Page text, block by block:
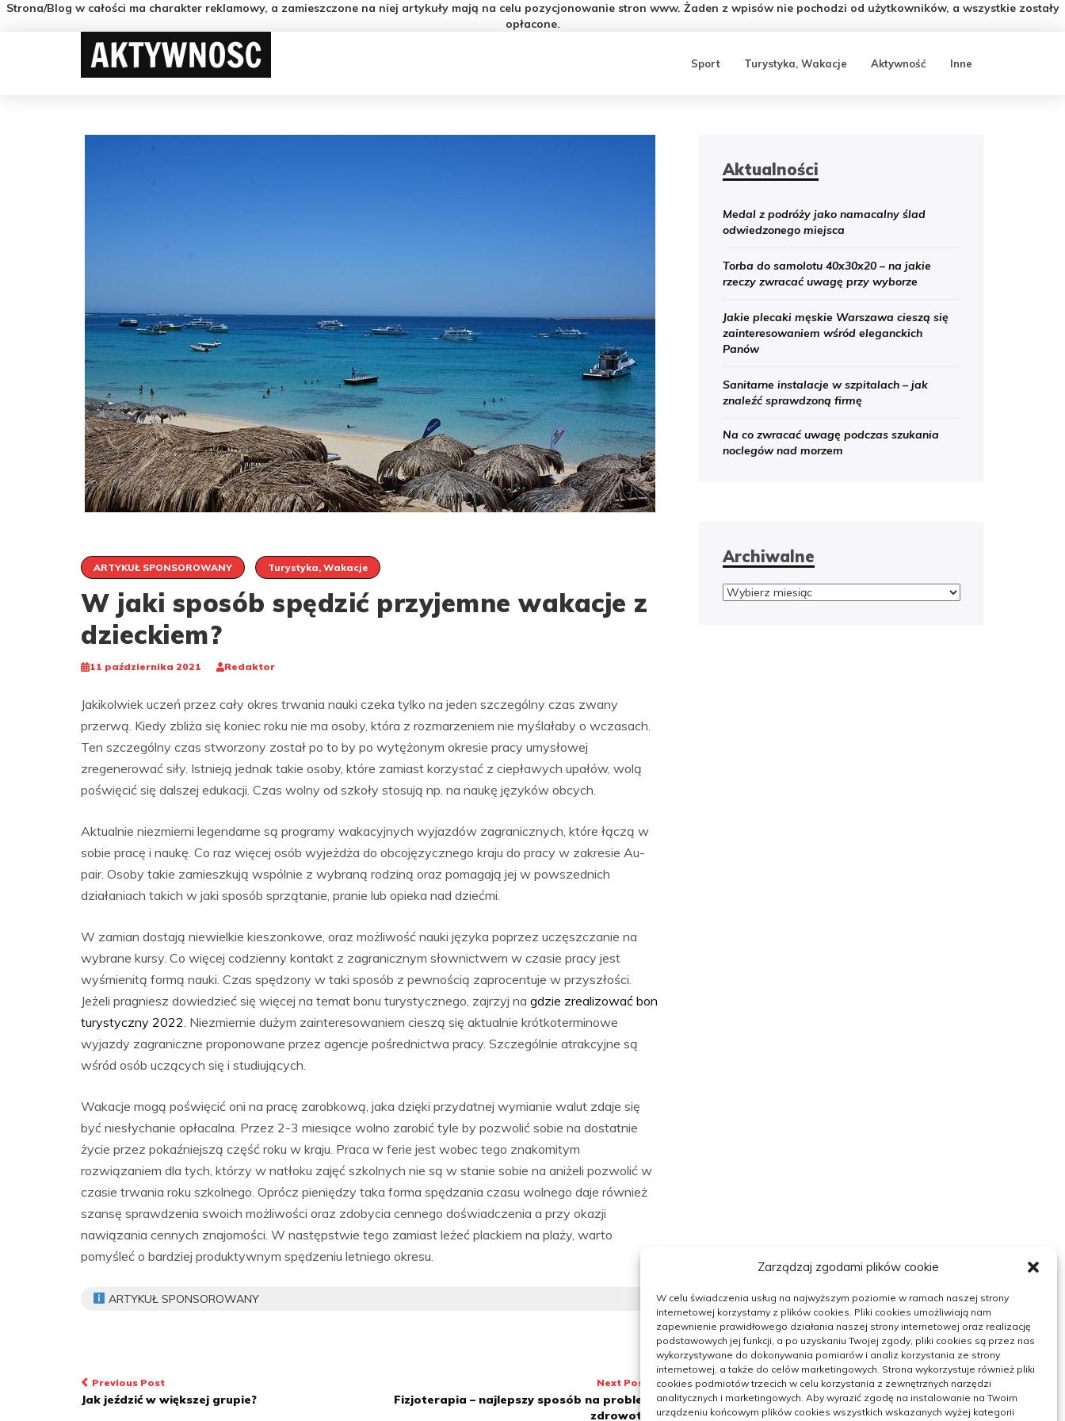
Zarządzaj zgodami plików cookie
W celu świadczenia usług na najwyższym poziomie w ramach naszej strony
internetowej korzystamy z plików cookies. Pliki cookies umożliwiają nam
zapewnienie prawidłowego działania naszej strony internetowej oraz realizację
podstawowych jej funkcji, a po uzyskaniu Twojej zgody, pliki cookies są przez nas
wykorzystywane do dokonywania pomiarów i analiz korzystania ze strony
internetowej, a także do celów marketingowych. Strona wykorzystuje również pliki
cookies podmiotów trzecich w celu korzystania z zewnętrznych narzędzi
analitycznych i marketingowych. Aby wyrazić zgodę na instalowanie na Twoim
urządzeniu końcowym plików cookies wszystkich wskazanych wyżej kategorii
Strona/Blog w całości ma charakter reklamowy, a zamieszczone na niej artykuły mają na celu pozycjonowanie stron www. Żaden z wpisów nie pochodzi od użytkowników, a wszystkie zostały
opłacone.
Sport Turystyka, Wakacje Aktywność Inne
ARTYKUŁ SPONSOROWANY Turystyka, Wakacje
W jaki sposób spędzić przyjemne wakacje z
dzieckiem?
11 października 2021 Redaktor
Jakikolwiek uczeń przez cały okres trwania nauki czeka tylko na jeden szczególny czas zwany
przerwą. Kiedy zbliża się koniec roku nie ma osoby, która z rozmarzeniem nie myślałaby o wczasach.
Ten szczególny czas stworzony został po to by po wytężonym okresie pracy umysłowej
zregenerować siły. Istnieją jednak takie osoby, które zamiast korzystać z ciepławych upałów, wolą
poświęcić się dalszej edukacji. Czas wolny od szkoły stosują np. na naukę języków obcych.
Aktualnie niezmierni legendarne są programy wakacyjnych wyjazdów zagranicznych, które łączą w
sobie pracę i naukę. Co raz więcej osób wyjeżdża do obcojęzycznego kraju do pracy w zakresie Au-
pair. Osoby takie zamieszkują wspólnie z wybraną rodziną oraz pomagają jej w powszednich
działaniach takich w jaki sposób sprzątanie, pranie lub opieka nad dziećmi.
W zamian dostają niewielkie kieszonkowe, oraz możliwość nauki języka poprzez uczęszczanie na
wybrane kursy. Co więcej codzienny kontakt z zagranicznym słownictwem w czasie pracy jest
wyśmienitą formą nauki. Czas spędzony w taki sposób z pewnością zaprocentuje w przyszłości.
Jeżeli pragniesz dowiedzieć się więcej na temat bonu turystycznego, zajrzyj na gdzie zrealizować bon
turystyczny 2022. Niezmiernie dużym zainteresowaniem cieszą się aktualnie krótkoterminowe
wyjazdy zagraniczne proponowane przez agencje pośrednictwa pracy. Szczególnie atrakcyjne są
wśród osób uczących się i studiujących.
Wakacje mogą poświęcić oni na pracę zarobkową, jaka dzięki przydatnej wymianie walut zdaje się
być niesłychanie opłacalna. Przez 2-3 miesiące wolno zarobić tyle by pozwolić sobie na dostatnie
życie przez pokaźniejszą część roku w kraju. Praca w ferie jest wobec tego znakomitym
rozwiązaniem dla tych, którzy w natłoku zajęć szkolnych nie są w stanie sobie na aniżeli pozwolić w
czasie trwania roku szkolnego. Oprócz pieniędzy taka forma spędzania czasu wolnego daje również
szansę sprawdzenia swoich możliwości oraz zdobycia cennego doświadczenia a przy okazji
nawiązania cennych znajomości. W następstwie tego zamiast leżeć plackiem na plaży, warto
pomyśleć o bardziej produktywnym spędzeniu letniego okresu.
ARTYKUŁ SPONSOROWANY
Nawigacja
Previous Post
Jak jeździć w większej grupie?
Next Post
Fizjoterapia – najlepszy sposób na problemy
zdrowotne.
Aktualności
Medal z podróży jako namacalny ślad
odwiedzonego miejsca
Torba do samolotu 40x30x20 – na jakie
rzeczy zwracać uwagę przy wyborze
Jakie plecaki męskie Warszawa cieszą się
zainteresowaniem wśród eleganckich
Panów
Sanitarne instalacje w szpitalach – jak
znaleźć sprawdzoną firmę
Na co zwracać uwagę podczas szukania
noclegów nad morzem
Archiwalne
Archiwalne